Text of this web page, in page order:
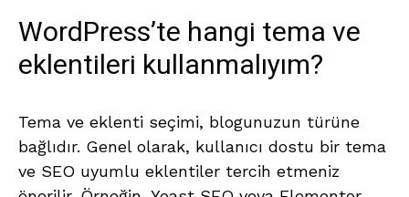
WordPress’te hangi tema ve
eklentileri kullanmalıyım?
Tema ve eklenti seçimi, blogunuzun türüne
bağlıdır. Genel olarak, kullanıcı dostu bir tema
ve SEO uyumlu eklentiler tercih etmeniz